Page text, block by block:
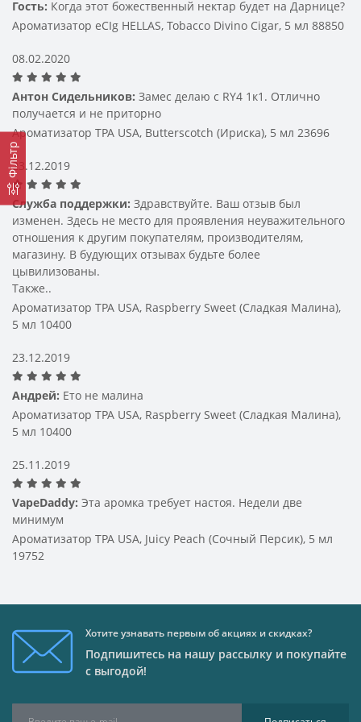
Фільтр
Как выбрать ароматизатор для вейпа
устройства. Ароматизаторы бывают:
моноароматы — чистые вкусы, такие как мята,
миксы — сочетание нескольких вкусов для
более сложного профиля;
табачные — идеальны для тех, кто любит
Покупая ароматизатор для вейпа, обращайте внимание
на концентрацию — от этого зависит интенсивность
вкуса при парении.
Где купить ароматизатор для вейпа в
Украине
ароматизатор для вейпа от ведущих производителей
по доступным ценам. Мы предлагаем только
оригинальную продукцию, соответствующую
европейским стандартам качества.
Если вам нужен ароматизатор для вейпа в Украине, вы
стране.
Ароматизатор для вейпа недорого:
качество и выгода
для вейпа недорого, не теряя в качестве. Мы постоянно
предложения на популярные позиции.
Гость: Когда этот божественный нектар будет на Дарнице?
Ароматизатор eCIg HELLAS, Tobacco Divino Cigar, 5 мл 88850
08.02.2020
Антон Сидельников: Замес делаю с RY4 1к1. Отлично
получается и не приторно
Ароматизатор TPA USA, Butterscotch (Ириска), 5 мл 23696
23.12.2019
Служба поддержки: Здравствуйте. Ваш отзыв был
изменен. Здесь не место для проявления неуважительного
отношения к другим покупателям, производителям,
магазину. В будующих отзывах будьте более
цывилизованы.
Также..
Ароматизатор TPA USA, Raspberry Sweet (Сладкая Малина),
5 мл 10400
23.12.2019
Андрей: Ето не малина
Ароматизатор TPA USA, Raspberry Sweet (Сладкая Малина),
5 мл 10400
25.11.2019
VapeDaddy: Эта аромка требует настоя. Недели две
минимум
Ароматизатор TPA USA, Juicy Peach (Сочный Персик), 5 мл
19752
Хотите узнавать первым об акциях и скидках?
Подпишитесь на нашу рассылку и покупайте
с выгодой!